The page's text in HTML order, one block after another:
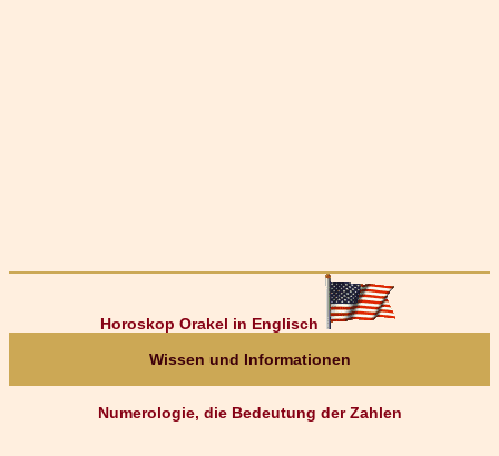
Horoskop Orakel in Englisch
Wissen und Informationen
Numerologie, die Bedeutung der Zahlen